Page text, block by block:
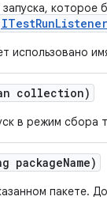
которое
использовано
collection)
в режим сбора
packageName)
пакете.